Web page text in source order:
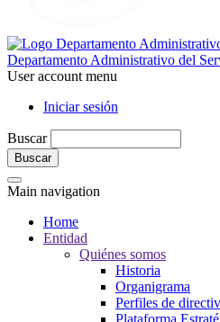
Departamento Administrativo del
User account menu
Iniciar sesión
Buscar
Main navigation
Home
Entidad
Quiénes somos
Historia
Organigrama
Perfiles de
Plataforma